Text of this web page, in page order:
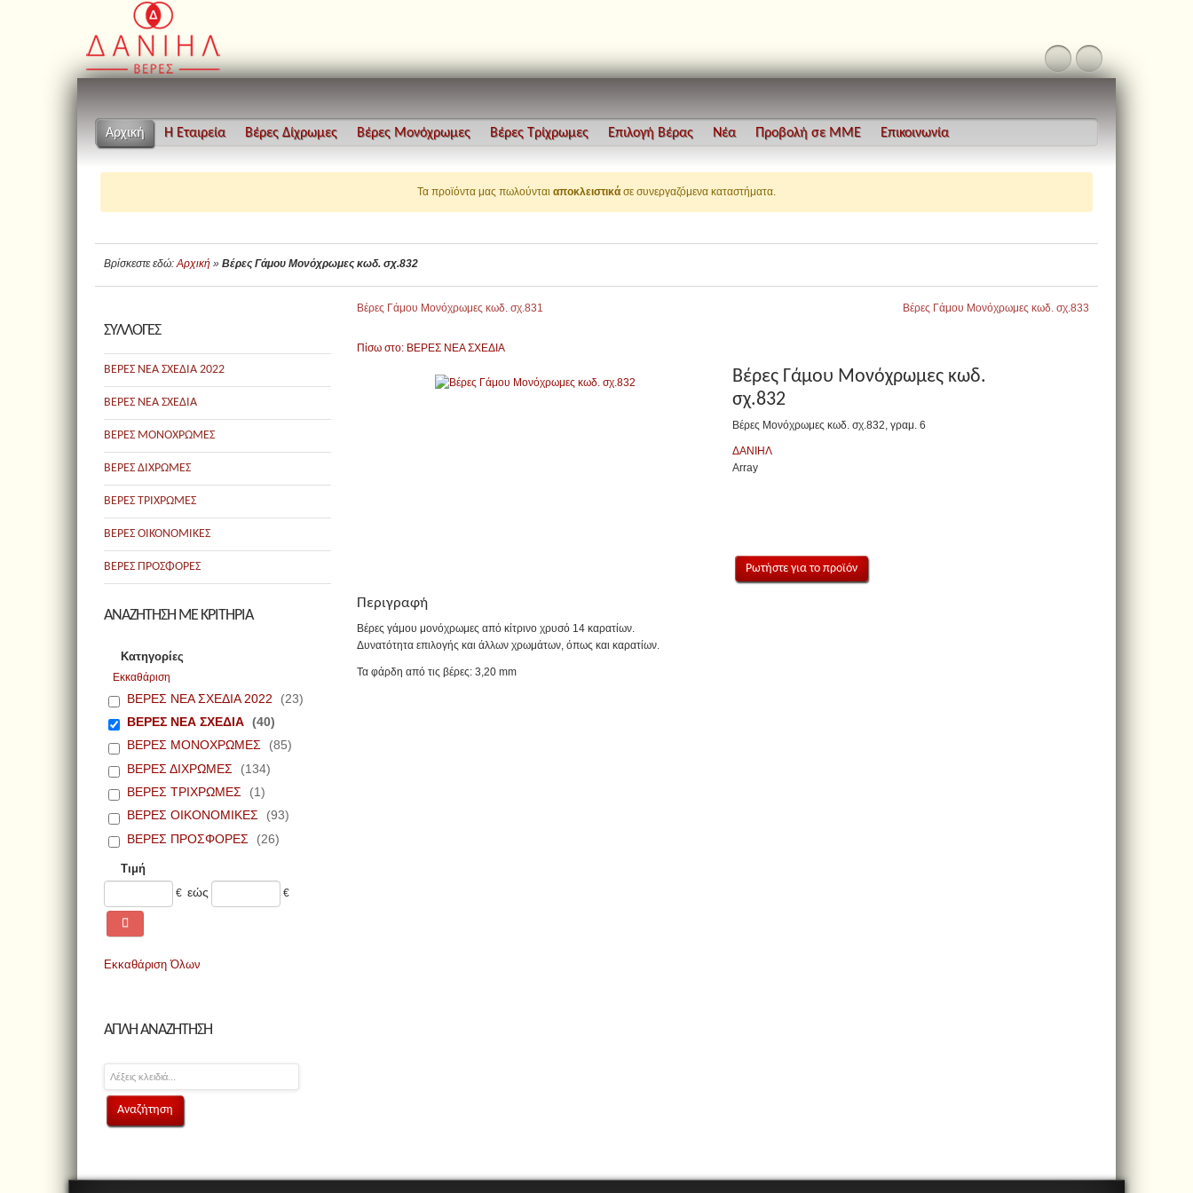
Αρχική Η Εταιρεία Βέρες Δίχρωμες Βέρες Μονόχρωμες Βέρες Τρίχρωμες Επιλογή Βέρας Νέα Προβολή σε ΜΜΕ Επικοινωνία
Τα προϊόντα μας πωλούνται αποκλειστικά σε συνεργαζόμενα καταστήματα.
Βρίσκεστε εδώ: Αρχική » Βέρες Γάμου Μονόχρωμες κωδ. σχ.832
ΣΥΛΛΟΓΕΣ
ΒΕΡΕΣ ΝΕΑ ΣΧΕΔΙΑ 2022
ΒΕΡΕΣ ΝΕΑ ΣΧΕΔΙΑ
ΒΕΡΕΣ ΜΟΝΟΧΡΩΜΕΣ
ΒΕΡΕΣ ΔΙΧΡΩΜΕΣ
ΒΕΡΕΣ ΤΡΙΧΡΩΜΕΣ
ΒΕΡΕΣ ΟΙΚΟΝΟΜΙΚΕΣ
ΒΕΡΕΣ ΠΡΟΣΦΟΡΕΣ
ΑΝΑΖΗΤΗΣΗ ΜΕ ΚΡΙΤΗΡΙΑ
Κατηγορίες
Εκκαθάριση
ΒΕΡΕΣ ΝΕΑ ΣΧΕΔΙΑ 2022
(23)
ΒΕΡΕΣ ΝΕΑ ΣΧΕΔΙΑ (40)
ΒΕΡΕΣ ΜΟΝΟΧΡΩΜΕΣ
(85)
ΒΕΡΕΣ ΔΙΧΡΩΜΕΣ
(134)
ΒΕΡΕΣ ΤΡΙΧΡΩΜΕΣ
(1)
ΒΕΡΕΣ ΟΙΚΟΝΟΜΙΚΕΣ
(93)
ΒΕΡΕΣ ΠΡΟΣΦΟΡΕΣ
(26)
Τιμή
€ εώς €
Εκκαθάριση Όλων
ΑΠΛΗ ΑΝΑΖΗΤΗΣΗ
Βέρες Γάμου Μονόχρωμες κωδ. σχ.833
Βέρες Γάμου Μονόχρωμες κωδ. σχ.831
Πίσω στο: ΒΕΡΕΣ ΝΕΑ ΣΧΕΔΙΑ
Βέρες Γάμου Μονόχρωμες κωδ.
σχ.832
Βέρες Μονόχρωμες κωδ. σχ.832, γραμ. 6
ΔΑΝΙΗΛ
Array
Ρωτήστε για το προϊόν
Περιγραφή
Βέρες γάμου μονόχρωμες από κίτρινο χρυσό 14 καρατίων.
Δυνατότητα επιλογής και άλλων χρωμάτων, όπως και καρατίων.
Τα φάρδη από τις βέρες: 3,20 mm